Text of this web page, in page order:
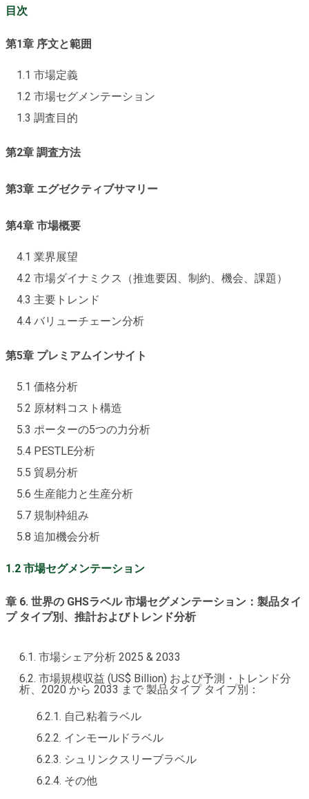
目次
第1章 序文と範囲
1.1 市場定義
1.2 市場セグメンテーション
1.3 調査目的
第2章 調査方法
第3章 エグゼクティブサマリー
第4章 市場概要
4.1 業界展望
4.2 市場ダイナミクス（推進要因、制約、機会、課題）
4.3 主要トレンド
4.4 バリューチェーン分析
第5章 プレミアムインサイト
5.1 価格分析
5.2 原材料コスト構造
5.3 ポーターの5つの力分析
5.4 PESTLE分析
5.5 貿易分析
5.6 生産能力と生産分析
5.7 規制枠組み
5.8 追加機会分析
1.2 市場セグメンテーション
章 6. 世界の GHSラベル 市場セグメンテーション：製品タイ
プ タイプ別、推計およびトレンド分析
6.1. 市場シェア分析 2025 & 2033
6.2. 市場規模収益 (US$ Billion) および予測・トレンド分
析、2020 から 2033 まで 製品タイプ タイプ別：
6.2.1. 自己粘着ラベル
6.2.2. インモールドラベル
6.2.3. シュリンクスリーブラベル
6.2.4. その他